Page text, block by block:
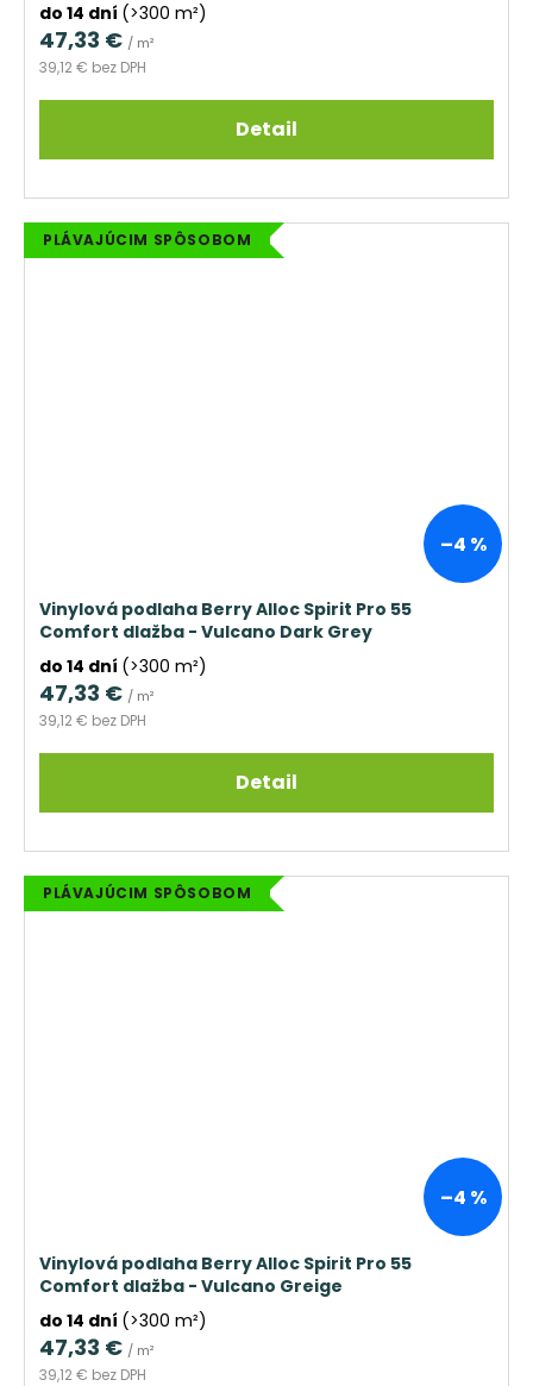
do 14 dní (>300 m²)
39,12 € bez DPH
47,33 € / m²
Detail
PLÁVAJÚCIM SPÔSOBOM
–4 %
Vinylová podlaha Berry Alloc Spirit Pro 55
Comfort dlažba - Vulcano Dark Grey
do 14 dní (>300 m²)
39,12 € bez DPH
47,33 € / m²
Detail
PLÁVAJÚCIM SPÔSOBOM
–4 %
Vinylová podlaha Berry Alloc Spirit Pro 55
Comfort dlažba - Vulcano Greige
do 14 dní (>300 m²)
39,12 € bez DPH
47,33 € / m²